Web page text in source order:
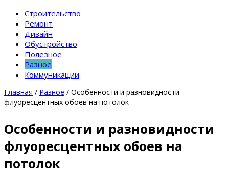
Строительство
Ремонт
Дизайн
Обустройство
Полезное
Разное
Коммуникации
Главная / Разное / Особенности и разновидности
флуоресцентных обоев на потолок
Особенности и разновидности
флуоресцентных обоев на
потолок